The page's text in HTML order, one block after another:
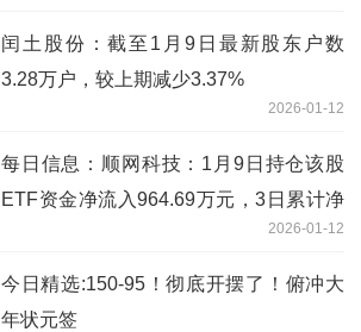
闰土股份：截至1月9日最新股东户数
3.28万户，较上期减少3.37%
2026-01-12
每日信息：顺网科技：1月9日持仓该股
ETF资金净流入964.69万元，3日累计净
2026-01-12
今日精选:150-95！彻底开摆了！俯冲大
年状元签